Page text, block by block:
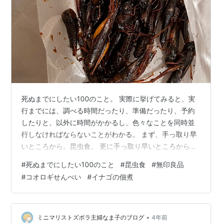
死ぬまでにしたい100のこと。 実際に挙げてみると、実
行までには、調べる時間だったり、準備だったり、予約
したりと、以外に時間がかかるし、色々なことを同時並
行しなければならないことがわかる。 まず、手っ取り早
いところから。昆虫食。 更に手っ取り早いところから。
に入るし、無印良品などでも売っている。学校でコオロ
ギパウダーを生徒に食わせて炎上もしてたな。 ではで
は、一枚、パク、サクッ、バリバリ。うん、エビ。よく
昆虫の味をエビに例えることは、あるけどこれはエビ。
さて、昆虫食は食ったと。 んー、果たしてこれで昆虫食
#死ぬまでにしたい100のこと #昆虫食 #無印良品
#コオロギせんべい #イナゴの佃煮
ミニマリストズボラ主婦なま子のブログ • 4年前